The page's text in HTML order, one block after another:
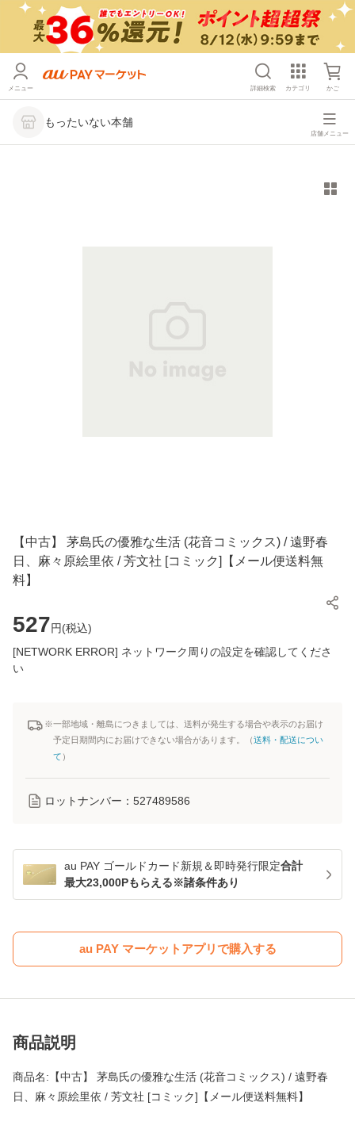
メニュー 詳細検索 カテゴリ かご
もったいない本舗
店舗メニュー
【中古】 茅島氏の優雅な生活 (花音コミックス) / 遠野春
日、麻々原絵里依 / 芳文社 [コミック]【メール便送料無
料】
527円(税込)
[NETWORK ERROR] ネットワーク周りの設定を確認してくださ
い
※一部地域・離島につきましては、送料が発生する場合や表示のお届け
予定日期間内にお届けできない場合があります。（送料・配送につい
て ）
ロットナンバー： 527489586
au PAY ゴールドカード新規＆即時発行限定合計
最大23,000Pもらえる※諸条件あり
au PAY マーケットアプリで購入する
商品説明
商品名:【中古】 茅島氏の優雅な生活 (花音コミックス) / 遠野春
日、麻々原絵里依 / 芳文社 [コミック]【メール便送料無料】